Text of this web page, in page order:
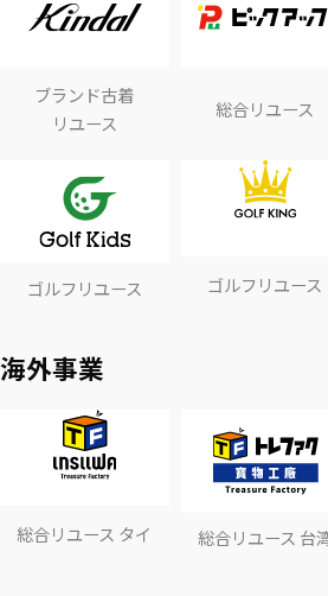
ブランド古着
リユース
総合リユース
ゴルフリユース ゴルフリユース
海外事業
総合リユース タイ 総合リユース 台